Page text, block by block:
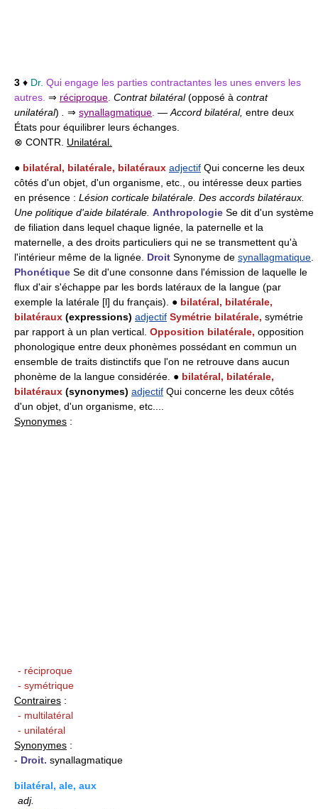
3 ♦ Dr. Qui engage les parties contractantes les unes envers les
autres. ⇒ réciproque Contrat bilatéral(opposé à contrat
unilatéral) ⇒ synallagmatique — Accord bilatéral, entre deux
États pour équilibrer leurs échanges.
⊗ CONTR. Unilatéral.
● bilatéral, bilatérale, bilatéraux adjectif Qui concerne les deux
côtés d'un objet, d'un organisme, etc., ou intéresse deux parties
en présence : Lésion corticale bilatérale. Des accords bilatéraux.
Une politique d'aide bilatérale. Anthropologie Se dit d'un système
de filiation dans lequel chaque lignée, la paternelle et la
maternelle, a des droits particuliers qui ne se transmettent qu'à
l'intérieur même de la lignée. Droit Synonyme de synallagmatique
Phonétique Se dit d'une consonne dans l'émission de laquelle le
flux d'air s'échappe par les bords latéraux de la langue (par
exemple la latérale [l] du français). ● bilatéral, bilatérale,
bilatéraux (expressions) adjectif Symétrie bilatérale, symétrie
par rapport à un plan vertical. Opposition bilatérale, opposition
phonologique entre deux phonèmes possédant en commun un
ensemble de traits distinctifs que l'on ne retrouve dans aucun
phonème de la langue considérée. ● bilatéral, bilatérale,
bilatéraux (synonymes) adjectif Qui concerne les deux côtés
d'un objet, d'un organisme, etc....
Synonymes :
- réciproque
- symétrique
Contraires :
- multilatéral
- unilatéral
Synonymes :
- Droit. synallagmatique
bilatéral, ale, aux
adj.